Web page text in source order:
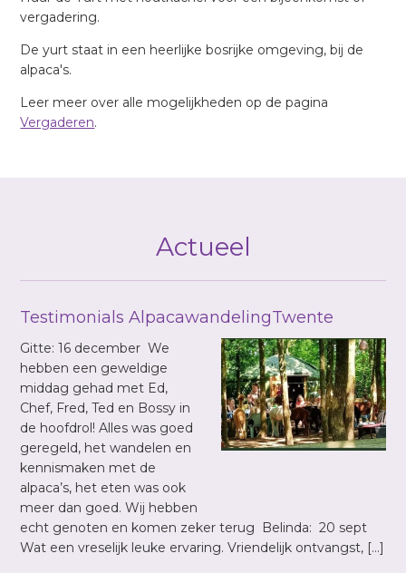
vergadering.
De yurt staat in een heerlijke bosrijke omgeving, bij de
alpaca's.
Leer meer over alle mogelijkheden op de pagina
Vergaderen.
Actueel
Testimonials AlpacawandelingTwente
Gitte: 16 december We
hebben een geweldige
middag gehad met Ed,
Chef, Fred, Ted en Bossy in
de hoofdrol! Alles was goed
geregeld, het wandelen en
kennismaken met de
alpaca’s, het eten was ook
meer dan goed. Wij hebben
echt genoten en komen zeker terug Belinda: 20 sept
Wat een vreselijk leuke ervaring. Vriendelijk ontvangst, […]